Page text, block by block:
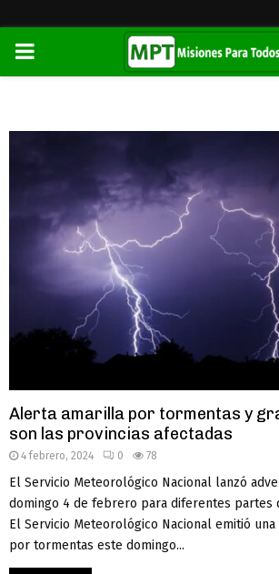
PRIMARY
Alerta amarilla por tormentas y
son las provincias afectadas
4 febrero, 2024 0 78
El Servicio Meteorológico Nacional lanzó
domingo 4 de febrero para diferentes partes
El Servicio Meteorológico Nacional emitió
por tormentas este domingo...